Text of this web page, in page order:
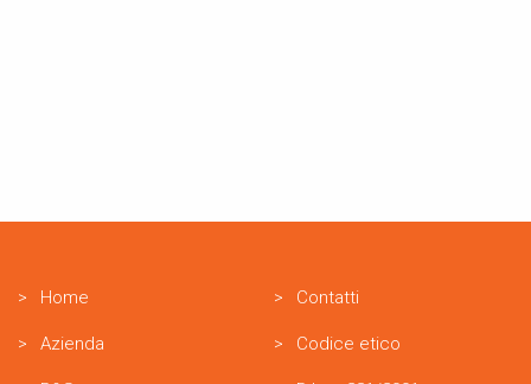
Home
Azienda
Contatti
Codice etico